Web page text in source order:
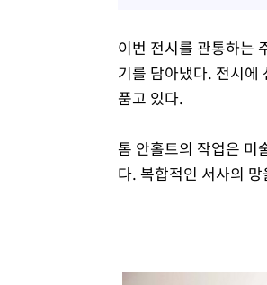
이번 전시를 관통하는
기를 담아냈다. 전시에
품고 있다.
톰 안홀트의 작업은 미
다. 복합적인 서사의